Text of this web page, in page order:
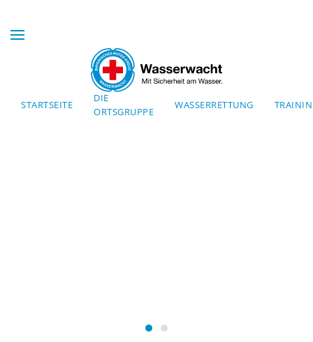
STARTSEITE
DIE
ORTSGRUPPE
WASSERRETTUNG
Wasserwacht Bayern